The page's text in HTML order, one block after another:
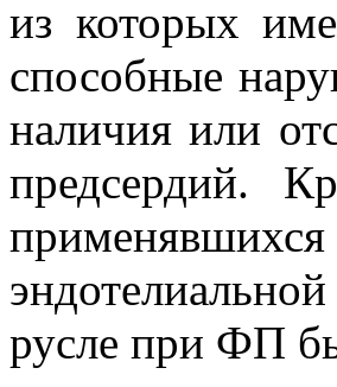
из которых
способные
наличия или
предсердий.
русле при ФП